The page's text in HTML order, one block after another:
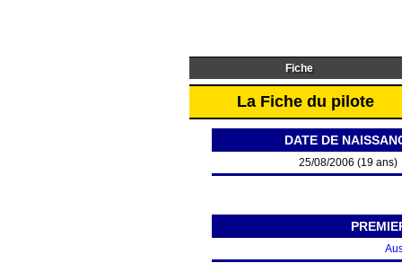
Fiche
La Fiche du pilote
DATE DE
25/08/2006 (19 ans)